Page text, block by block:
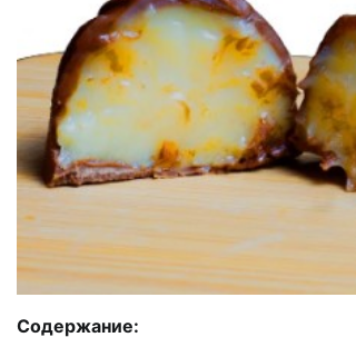
Содержание: